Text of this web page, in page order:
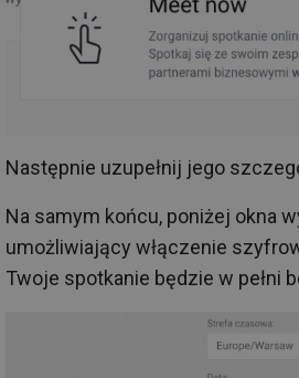
Następnie uzupełnij jego
Na samym końcu, poniżej okna
umożliwiający włączenie
Twoje spotkanie będzie w pełni